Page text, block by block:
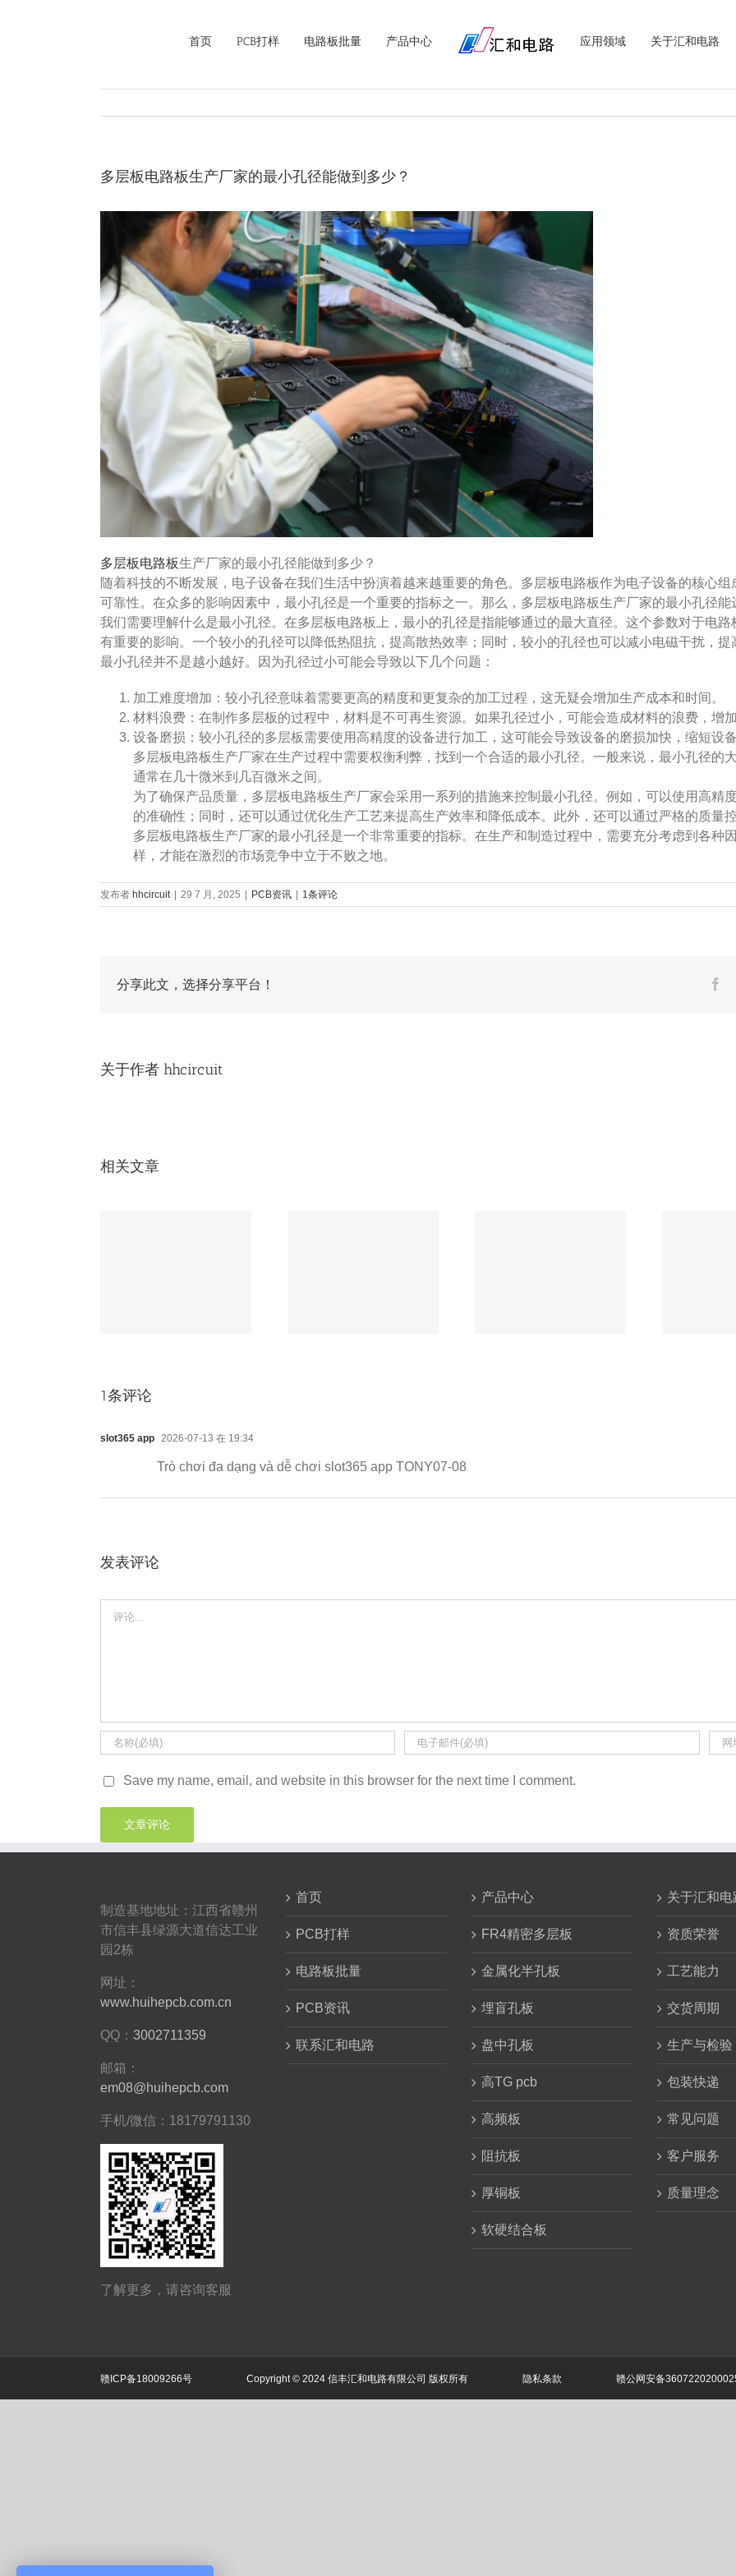
首页 PCB打样 电路板批量 产品中心 应用领域 关于汇和电路
多层板电路板生产厂家的最小孔径能做到多少？
多层板电路板生产厂家的最小孔径能做到多少？
随着科技的不断发展，电子设备在我们生活中扮演着越来越重要的角色。多层板电路板作为电子设备的核心
可靠性。在众多的影响因素中，最小孔径是一个重要的指标之一。那么，多层板电路板生产厂家的最小孔径能
我们需要理解什么是最小孔径。在多层板电路板上，最小的孔径是指能够通过的最大直径。这个参数对于电
有重要的影响。一个较小的孔径可以降低热阻抗，提高散热效率；同时，较小的孔径也可以减小电磁干扰，提
最小孔径并不是越小越好。因为孔径过小可能会导致以下几个问题：
加工难度增加：较小孔径意味着需要更高的精度和更复杂的加工过程，这无疑会增加生产成本和时间。
材料浪费：在制作多层板的过程中，材料是不可再生资源。如果孔径过小，可能会造成材料的浪费，增加
设备磨损：较小孔径的多层板需要使用高精度的设备进行加工，这可能会导致设备的磨损加快，缩短设备
多层板电路板生产厂家在生产过程中需要权衡利弊，找到一个合适的最小孔径。一般来说，最小孔径的
通常在几十微米到几百微米之间。
为了确保产品质量，多层板电路板生产厂家会采用一系列的措施来控制最小孔径。例如，可以使用高精
的准确性；同时，还可以通过优化生产工艺来提高生产效率和降低成本。此外，还可以通过严格的质量
多层板电路板生产厂家的最小孔径是一个非常重要的指标。在生产和制造过程中，需要充分考虑到各种
样，才能在激烈的市场竞争中立于不败之地。
发布者 hhcircuit 29 7 月, 2025 PCB资讯 1条评论
分享此文，选择分享平台！
关于作者 hhcircuit
相关文章
1条评论
slot365 app 2026-07-13 在 19:34
Trò chơi đa dạng và dễ chơi slot365 app TONY07-08
发表评论
Save my name, email, and website in this browser for the next time I comment.
制造基地地址：江西省赣州
市信丰县绿源大道信达工业
园2栋
网址：
www.huihepcb.com.cn
QQ： 3002711359
邮箱：
em08@huihepcb.com
手机/微信：18179791130
了解更多，请咨询客服
首页
PCB打样
电路板批量
PCB资讯
联系汇和电路
产品中心
FR4精密多层板
金属化半孔板
埋盲孔板
盘中孔板
高TG pcb
高频板
阻抗板
厚铜板
软硬结合板
关于汇和电
资质荣誉
工艺能力
交货周期
生产与检验
包装快递
常见问题
客户服务
质量理念
赣ICP备18009266号 Copyright © 2024 信丰汇和电路有限公司 版权所有 隐私条款 赣公网安备